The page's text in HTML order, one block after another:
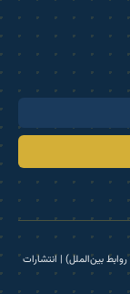
بین‌الملل) | انتشارات